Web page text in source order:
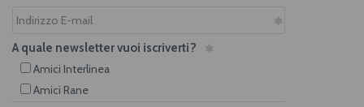
A quale newsletter vuoi iscriverti?
Amici Interlinea
Amici Rane